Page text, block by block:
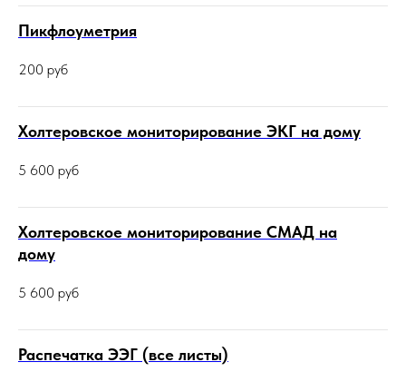
Пикфлоуметрия
200 руб
Холтеровское мониторирование ЭКГ на дому
5 600 руб
Холтеровское мониторирование СМАД на
дому
5 600 руб
Распечатка ЭЭГ (все листы)